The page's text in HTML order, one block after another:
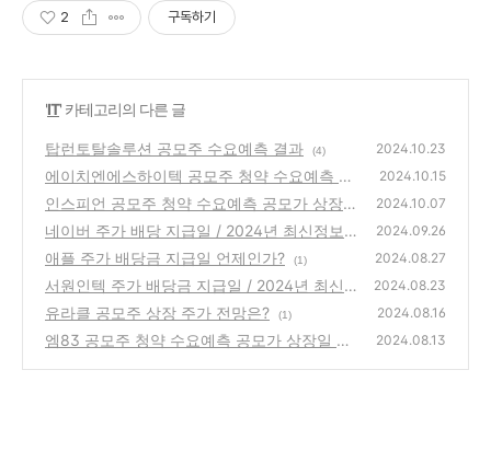
2 구독하기
'IT' 카테고리의 다른 글
탑런토탈솔루션 공모주 수요예측 결과 (4) 2024.10.23
에이치엔에스하이텍 공모주 청약 수요예측 결
과
(3)
2024.10.15
인스피언 공모주 청약 수요예측 공모가 상장일
총정리
(3)
2024.10.07
네이버 주가 배당 지급일 / 2024년 최신정보
(7)
2024.09.26
애플 주가 배당금 지급일 언제인가? (1) 2024.08.27
서원인텍 주가 배당금 지급일 / 2024년 최신
정보
(1)
2024.08.23
유라클 공모주 상장 주가 전망은? (1) 2024.08.16
엠83 공모주 청약 수요예측 공모가 상장일 총
2024.08.13